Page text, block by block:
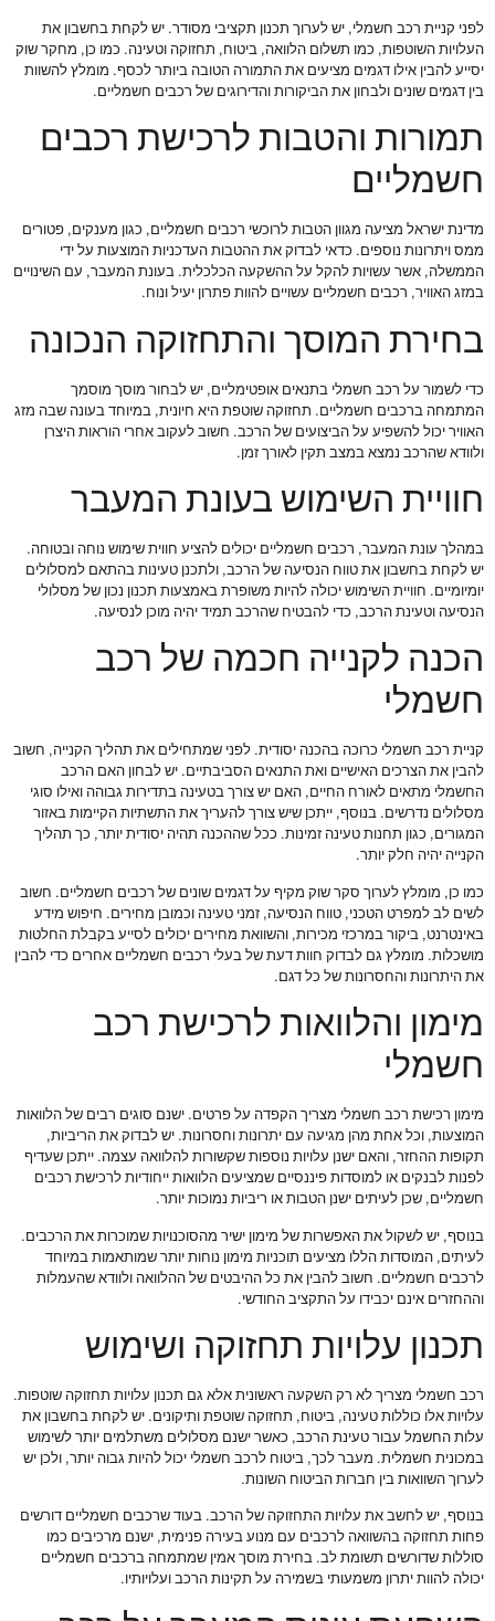
לפני קניית רכב חשמלי, יש לערוך תכנון תקציבי מסודר. יש לקחת בחשבון את
העלויות השוטפות, כמו תשלום הלוואה, ביטוח, תחזוקה וטעינה. כמו כן, מחקר שוק
יסייע להבין אילו דגמים מציעים את התמורה הטובה ביותר לכסף. מומלץ להשוות
בין דגמים שונים ולבחון את הביקורות והדירוגים של רכבים חשמליים.
תמורות והטבות לרכישת רכבים
חשמליים
מדינת ישראל מציעה מגוון הטבות לרוכשי רכבים חשמליים, כגון מענקים, פטורים
ממס ויתרונות נוספים. כדאי לבדוק את ההטבות העדכניות המוצעות על ידי
הממשלה, אשר עשויות להקל על ההשקעה הכלכלית. בעונת המעבר, עם השינויים
במזג האוויר, רכבים חשמליים עשויים להוות פתרון יעיל ונוח.
בחירת המוסך והתחזוקה הנכונה
כדי לשמור על רכב חשמלי בתנאים אופטימליים, יש לבחור מוסך מוסמך
המתמחה ברכבים חשמליים. תחזוקה שוטפת היא חיונית, במיוחד בעונה שבה מזג
האוויר יכול להשפיע על הביצועים של הרכב. חשוב לעקוב אחרי הוראות היצרן
ולוודא שהרכב נמצא במצב תקין לאורך זמן.
חוויית השימוש בעונת המעבר
במהלך עונת המעבר, רכבים חשמליים יכולים להציע חווית שימוש נוחה ובטוחה.
יש לקחת בחשבון את טווח הנסיעה של הרכב, ולתכנן טעינות בהתאם למסלולים
יומיומיים. חוויית השימוש יכולה להיות משופרת באמצעות תכנון נכון של מסלולי
הנסיעה וטעינת הרכב, כדי להבטיח שהרכב תמיד יהיה מוכן לנסיעה.
הכנה לקנייה חכמה של רכב
חשמלי
קניית רכב חשמלי כרוכה בהכנה יסודית. לפני שמתחילים את תהליך הקנייה, חשוב
להבין את הצרכים האישיים ואת התנאים הסביבתיים. יש לבחון האם הרכב
החשמלי מתאים לאורח החיים, האם יש צורך בטעינה בתדירות גבוהה ואילו סוגי
מסלולים נדרשים. בנוסף, ייתכן שיש צורך להעריך את התשתיות הקיימות באזור
המגורים, כגון תחנות טעינה זמינות. ככל שההכנה תהיה יסודית יותר, כך תהליך
הקנייה יהיה חלק יותר.
כמו כן, מומלץ לערוך סקר שוק מקיף על דגמים שונים של רכבים חשמליים. חשוב
לשים לב למפרט הטכני, טווח הנסיעה, זמני טעינה וכמובן מחירים. חיפוש מידע
באינטרנט, ביקור במרכזי מכירות, והשוואת מחירים יכולים לסייע בקבלת החלטות
מושכלות. מומלץ גם לבדוק חוות דעת של בעלי רכבים חשמליים אחרים כדי להבין
את היתרונות והחסרונות של כל דגם.
מימון והלוואות לרכישת רכב
חשמלי
מימון רכישת רכב חשמלי מצריך הקפדה על פרטים. ישנם סוגים רבים של הלוואות
המוצעות, וכל אחת מהן מגיעה עם יתרונות וחסרונות. יש לבדוק את הריביות,
תקופות ההחזר, והאם ישנן עלויות נוספות שקשורות להלוואה עצמה. ייתכן שעדיף
לפנות לבנקים או למוסדות פיננסיים שמציעים הלוואות ייחודיות לרכישת רכבים
חשמליים, שכן לעיתים ישנן הטבות או ריביות נמוכות יותר.
בנוסף, יש לשקול את האפשרות של מימון ישיר מהסוכנויות שמוכרות את הרכבים.
לעיתים, המוסדות הללו מציעים תוכניות מימון נוחות יותר שמותאמות במיוחד
לרכבים חשמליים. חשוב להבין את כל ההיבטים של ההלוואה ולוודא שהעמלות
וההחזרים אינם יכבידו על התקציב החודשי.
תכנון עלויות תחזוקה ושימוש
רכב חשמלי מצריך לא רק השקעה ראשונית אלא גם תכנון עלויות תחזוקה שוטפות.
עלויות אלו כוללות טעינה, ביטוח, תחזוקה שוטפת ותיקונים. יש לקחת בחשבון את
עלות החשמל עבור טעינת הרכב, כאשר ישנם מסלולים משתלמים יותר לשימוש
במכונית חשמלית. מעבר לכך, ביטוח לרכב חשמלי יכול להיות גבוה יותר, ולכן יש
לערוך השוואות בין חברות הביטוח השונות.
בנוסף, יש לחשב את עלויות התחזוקה של הרכב. בעוד שרכבים חשמליים דורשים
פחות תחזוקה בהשוואה לרכבים עם מנוע בעירה פנימית, ישנם מרכיבים כמו
סוללות שדורשים תשומת לב. בחירת מוסך אמין שמתמחה ברכבים חשמליים
יכולה להוות יתרון משמעותי בשמירה על תקינות הרכב ועלויותיו.